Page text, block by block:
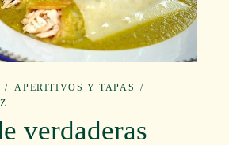
APERITIVOS Y TAPAS
verdaderas